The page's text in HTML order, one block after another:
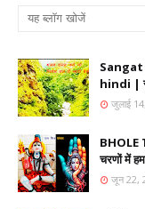
hindi |
जुलाई
BHOLE
चरणों में
जून 22,